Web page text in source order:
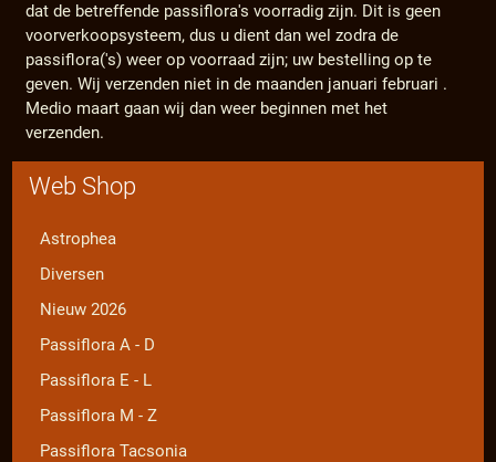
dat de betreffende passiflora's voorradig zijn. Dit is geen
voorverkoopsysteem, dus u dient dan wel zodra de
passiflora('s) weer op voorraad zijn; uw bestelling op te
geven. Wij verzenden niet in de maanden januari februari .
Medio maart gaan wij dan weer beginnen met het
verzenden.
Web Shop
Astrophea
Diversen
Nieuw 2026
Passiflora A - D
Passiflora E - L
Passiflora M - Z
Passiflora Tacsonia